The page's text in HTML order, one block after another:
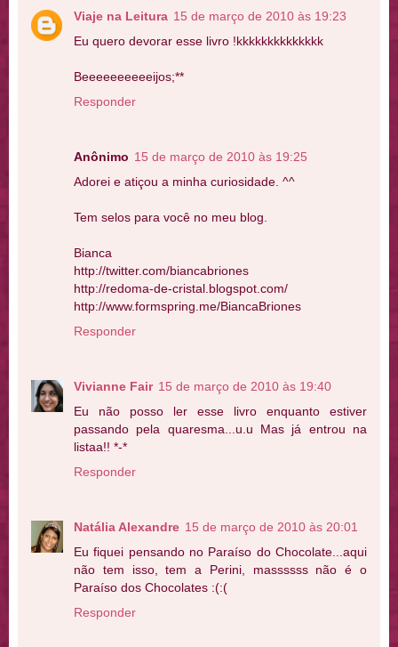
Viaje na Leitura 15 de março de 2010 às 19:23
Eu quero devorar esse livro !kkkkkkkkkkkkkk
Beeeeeeeeeeijos;**
Responder
Anônimo 15 de março de 2010 às 19:25
Adorei e atiçou a minha curiosidade. ^^
Tem selos para você no meu blog.
Bianca
http://twitter.com/biancabriones
http://redoma-de-cristal.blogspot.com/
http://www.formspring.me/BiancaBriones
Responder
Vivianne Fair 15 de março de 2010 às 19:40
Eu não posso ler esse livro enquanto estiver
passando pela quaresma...u.u Mas já entrou na
listaa!! *-*
Responder
Natália Alexandre 15 de março de 2010 às 20:01
Eu fiquei pensando no Paraíso do Chocolate...aqui
não tem isso, tem a Perini, massssss não é o
Paraíso dos Chocolates :(:(
Responder